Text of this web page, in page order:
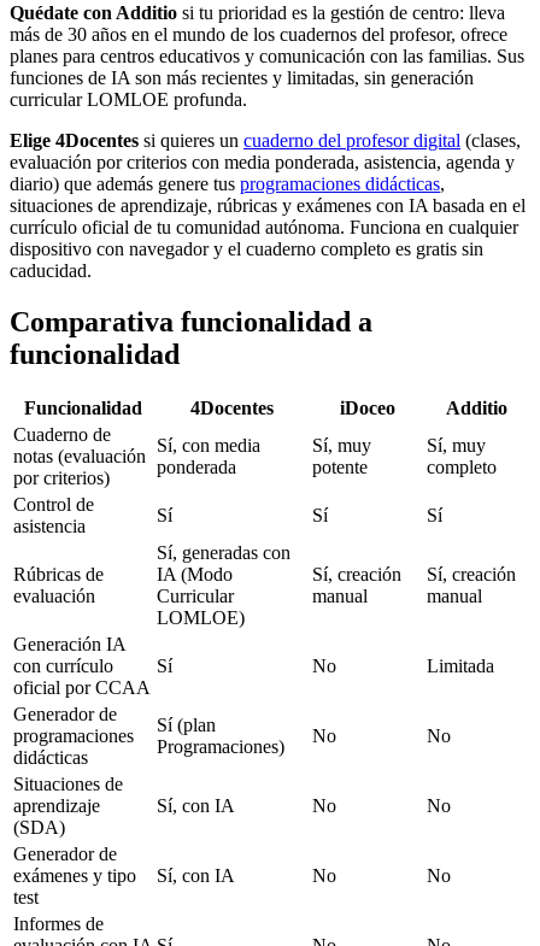
Quédate con Additio si tu prioridad es la gestión de centro: lleva
más de 30 años en el mundo de los cuadernos del profesor, ofrece
planes para centros educativos y comunicación con las familias. Sus
funciones de IA son más recientes y limitadas, sin generación
curricular LOMLOE profunda.
Elige 4Docentes si quieres un cuaderno del profesor digital (clases,
evaluación por criterios con media ponderada, asistencia, agenda y
diario) que además genere tus programaciones didácticas,
situaciones de aprendizaje, rúbricas y exámenes con IA basada en el
currículo oficial de tu comunidad autónoma. Funciona en cualquier
dispositivo con navegador y el cuaderno completo es gratis sin
caducidad.
Comparativa funcionalidad a
funcionalidad
Funcionalidad 4Docentes iDoceo
Additio
Cuaderno de
notas (evaluación
por criterios)
Sí, con media
ponderada
Sí, muy
potente
Sí, muy
completo
Control de
asistencia
Sí Sí Sí
Rúbricas de
evaluación
Sí, generadas con
IA (Modo
Curricular
LOMLOE)
Sí, creación
manual
Sí, creación
manual
Generación IA
con currículo
oficial por CCAA
Sí No Limitada
Generador de
programaciones
didácticas
Sí (plan
Programaciones)
No No
Situaciones de
aprendizaje
(SDA)
Sí, con IA No No
Generador de
exámenes y tipo
test
Sí, con IA No No
Informes de